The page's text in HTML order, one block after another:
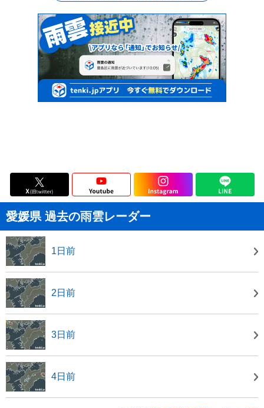
愛媛県 過去の雨雲レーダー
1日前
2日前
3日前
4日前